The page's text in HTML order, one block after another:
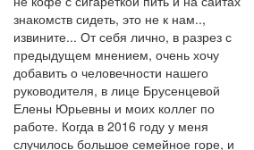
знакомств сидеть, это не к нам..,
извините... От себя лично, в разрез с
предыдущем мнением, очень хочу
добавить о человечности нашего
руководителя, в лице Брусенцевой
Елены Юрьевны и моих коллег по
работе. Когда в 2016 году у меня
случилось большое семейное горе, и